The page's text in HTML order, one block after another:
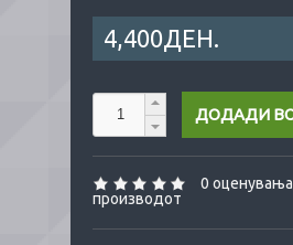
4,400ДЕН.
0 оценувања
производот